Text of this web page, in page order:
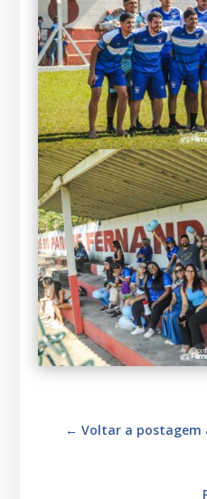
←Voltar a postagem